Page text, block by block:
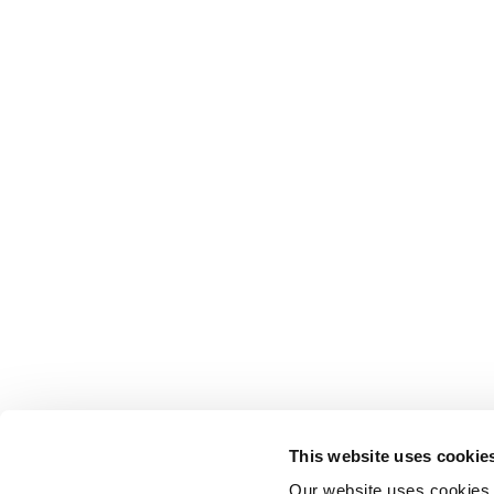
This website uses